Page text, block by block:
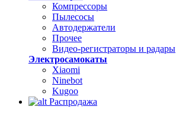
Компрессоры
Пылесосы
Автодержатели
Прочее
Видео-регистраторы и радары
Электросамокаты
Xiaomi
Ninebot
Kugoo
Распродажа